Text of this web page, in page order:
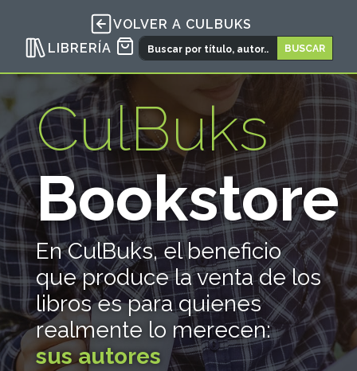
VOLVER A CULBUKS
LIBRERÍA
CulBuks
Bookstore
En CulBuks, el beneficio
que produce la venta de los
libros es para quienes
realmente lo merecen:
sus autores